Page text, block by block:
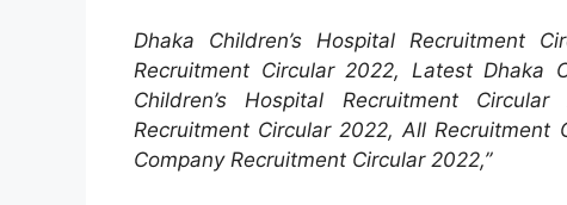
Dhaka Children’s Hospital Recruitment
Recruitment Circular 2022, Latest Dhaka
Children’s Hospital Recruitment
Recruitment Circular 2022, All Recruitment
Company Recruitment Circular 2022,”